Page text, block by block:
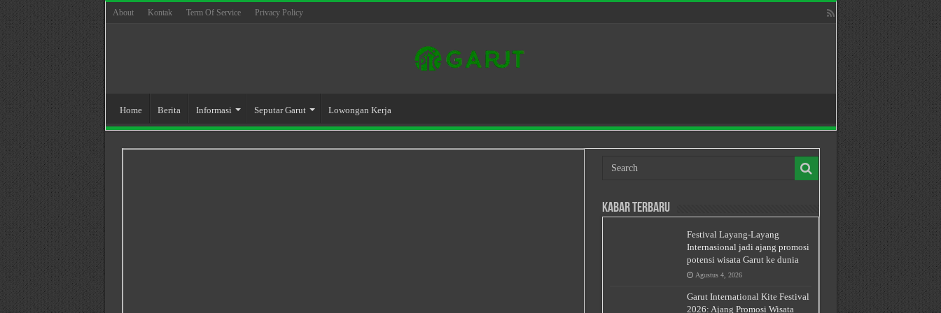
About Kontak Term Of Service Privacy Policy
Home Berita Informasi Seputar Garut Lowongan Kerja
Kabar Terbaru
Festival Layang-Layang
Internasional jadi ajang promosi
potensi wisata Garut ke dunia
Agustus 4, 2026
Garut International Kite Festival
2026: Ajang Promosi Wisata